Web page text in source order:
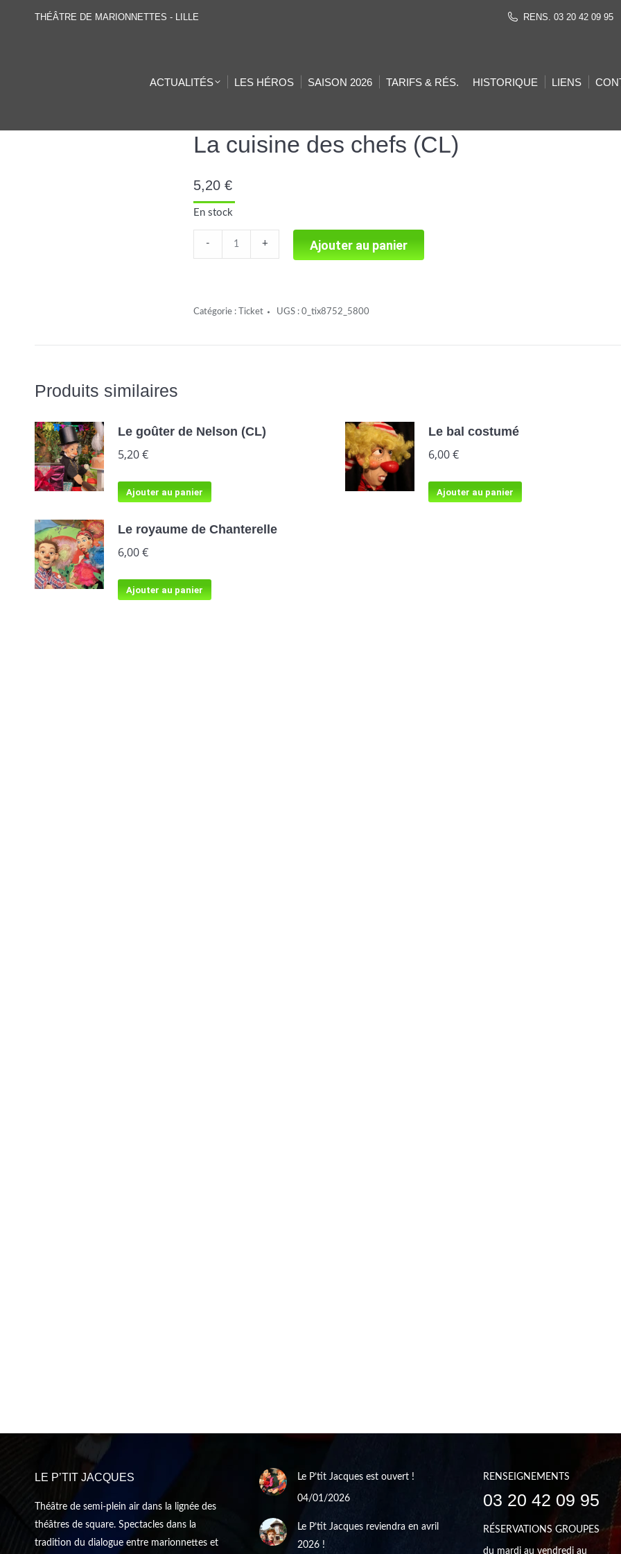
THÉÂTRE DE MARIONNETTES - LILLE RENS. 03 20 42 09 95
ACTUALITÉS LES HÉROS SAISON 2026 TARIFS & RÉS. HISTORIQUE LIENS
La cuisine des chefs (CL)
5,20€
En stock
cuisine
(CL)
- + Ajouter au panier
Catégorie : Ticket UGS :0_tix8752_5800
Produits similaires
Le goûter de Nelson (CL)
5,20€
Ajouter au panier
Le bal costumé
6,00€
Ajouter au panier
Le royaume de Chanterelle
6,00€
Ajouter au panier
LE P’TIT JACQUES
Théâtre de semi-plein air dans la lignée des
théâtres de square. Spectacles dans la
tradition du dialogue entre marionnettes et
Le P’tit Jacques est ouvert !
04/01/2026
Le P’tit Jacques reviendra en avril
2026 !
RENSEIGNEMENTS
03 20 42 09 95
RÉSERVATIONS GROUPES
du mardi au vendredi au